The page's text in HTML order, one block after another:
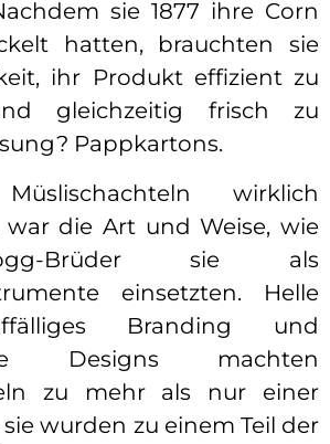
sie 1877 ihre Corn
hatten, brauchten sie
ihr Produkt effizient zu
gleichzeitig frisch zu
Pappkartons.
wirklich
war die Art und Weise, wie
Brüder sie als
einsetzten. Helle
Branding und
Designs machten
zu mehr als nur einer
wurden zu einem Teil der